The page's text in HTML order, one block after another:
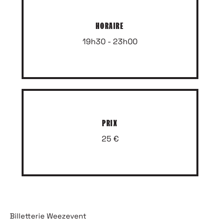
HORAIRE
19h30 - 23h00
PRIX
25 €
Billetterie Weezevent